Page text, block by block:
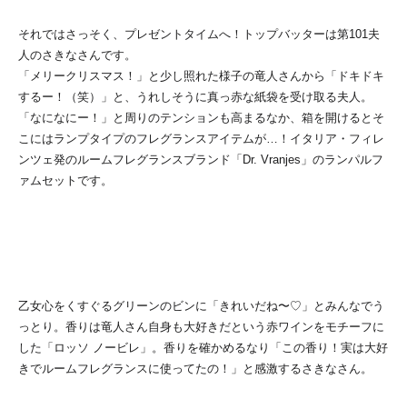
それではさっそく、プレゼントタイムへ！トップバッターは第101夫
人のさきなさんです。
「メリークリスマス！」と少し照れた様子の竜人さんから「ドキドキ
するー！（笑）」と、うれしそうに真っ赤な紙袋を受け取る夫人。
「なになにー！」と周りのテンションも高まるなか、箱を開けるとそ
こにはランプタイプのフレグランスアイテムが…！イタリア・フィレ
ンツェ発のルームフレグランスブランド「Dr. Vranjes」のランパルフ
ァムセットです。
乙女心をくすぐるグリーンのビンに「きれいだね〜♡」とみんなでう
っとり。香りは竜人さん自身も大好きだという赤ワインをモチーフに
した「ロッソ ノービレ」。香りを確かめるなり「この香り！実は大好
きでルームフレグランスに使ってたの！」と感激するさきなさん。